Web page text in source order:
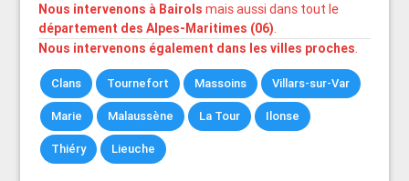
Nous intervenons à Bairols mais aussi dans tout le
département des Alpes-Maritimes (06).
Nous intervenons également dans les villes proches.
Clans Tournefort Massoins Villars-sur-Var
Marie Malaussène La Tour Ilonse
Thiéry Lieuche